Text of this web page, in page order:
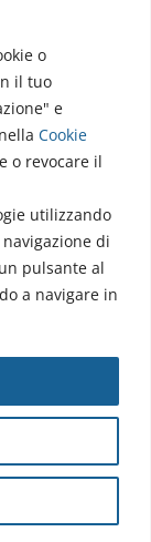
o
il tuo
e
Cookie
o revocare il
utilizzando
di
pulsante al
a navigare in
|Accessibilità
- P.IVA/Cod.